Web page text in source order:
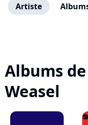
Artiste
Albums
Weasel